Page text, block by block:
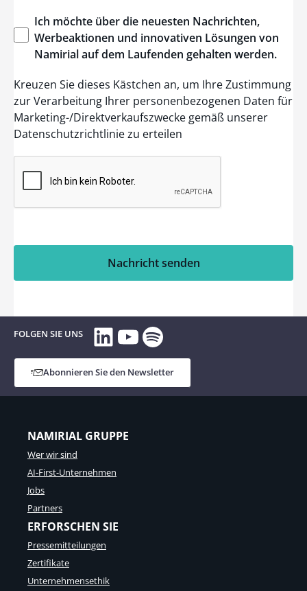
Ich möchte überdie neuesten Nachrichten,
Werbeaktionen und innovativen Lösungen von
Namirialauf dem Laufenden gehalten werden.
Kreuzen Sie dieses Kästchen an, um Ihre Zustimmung
zur Verarbeitung Ihrer personenbezogenen Daten für
Marketing-/Direktverkaufszwecke gemäß unserer
Datenschutzrichtlinie zu erteilen
Nachricht senden
FOLGEN SIE UNS LinkedIn
YouTube
Spotify
Abonnieren Sie den Newsletter
NAMIRIAL GRUPPE
Wer wir sind
AI-First-Unternehmen
Jobs
Partners
ERFORSCHEN SIE
Pressemitteilungen
Zertifikate
Unternehmensethik